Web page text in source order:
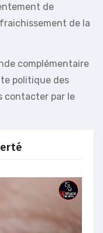
de
de la
complémentaire
politique des
contacter par le